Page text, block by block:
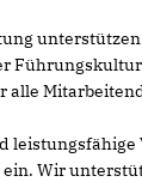
alle
leistungsfähige
Wir